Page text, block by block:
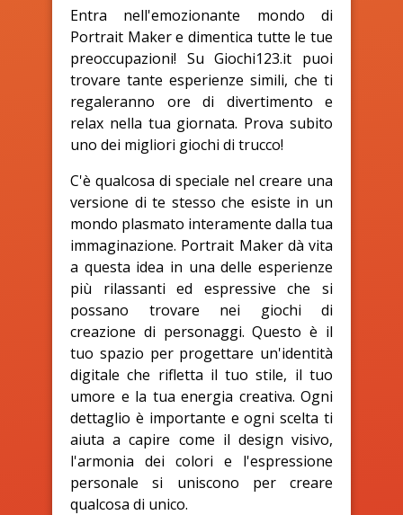
Entra nell'emozionante mondo di
Portrait Maker e dimentica tutte le tue
preoccupazioni! Su Giochi123.it puoi
trovare tante esperienze simili, che ti
regaleranno ore di divertimento e
relax nella tua giornata. Prova subito
uno dei migliori giochi di trucco!
C'è qualcosa di speciale nel creare una
versione di te stesso che esiste in un
mondo plasmato interamente dalla tua
immaginazione. Portrait Maker dà vita
a questa idea in una delle esperienze
più rilassanti ed espressive che si
possano trovare nei giochi di
creazione di personaggi. Questo è il
tuo spazio per progettare un'identità
digitale che rifletta il tuo stile, il tuo
umore e la tua energia creativa. Ogni
dettaglio è importante e ogni scelta ti
aiuta a capire come il design visivo,
l'armonia dei colori e l'espressione
personale si uniscono per creare
qualcosa di unico.